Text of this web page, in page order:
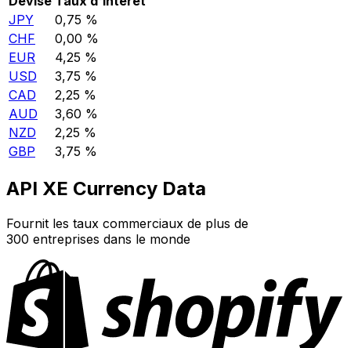
JPY
0,75 %
CHF
0,00 %
EUR
4,25 %
USD
3,75 %
CAD
2,25 %
AUD
3,60 %
NZD
2,25 %
GBP
3,75 %
API XE Currency Data
Fournit les taux commerciaux de plus de
300 entreprises dans le monde